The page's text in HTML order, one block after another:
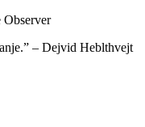
Observer
– Dejvid Heblthvejt